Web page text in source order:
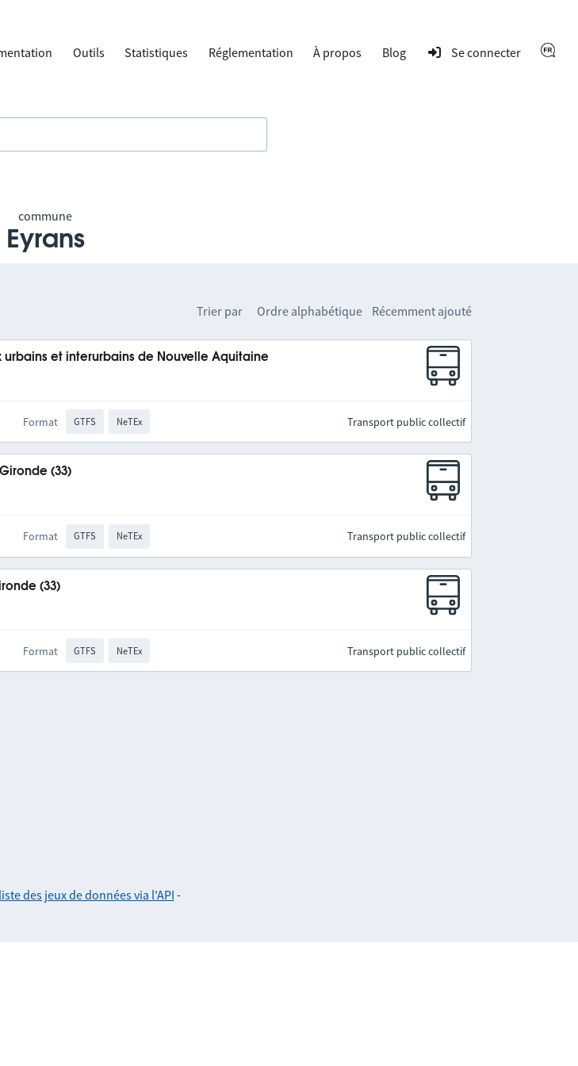
Outils Statistiques Réglementation À propos Blog Se connecter
commune
Eyrans
Trier par Ordre alphabétique Récemment ajouté
urbains et interurbains de Nouvelle Aquitaine
Format GTFS NeTEx Transport public collectif
(33)
Format GTFS NeTEx Transport public collectif
(33)
Format GTFS NeTEx Transport public collectif
des jeux de données via l'API -